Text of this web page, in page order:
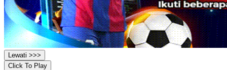
Lewati >>>
Click To Play